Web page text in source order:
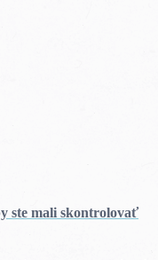
ste mali skontrolovať